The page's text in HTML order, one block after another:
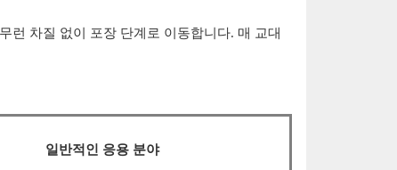
런 차질 없이 포장 단계로 이동합니다. 매 교대
일반적인 응용 분야